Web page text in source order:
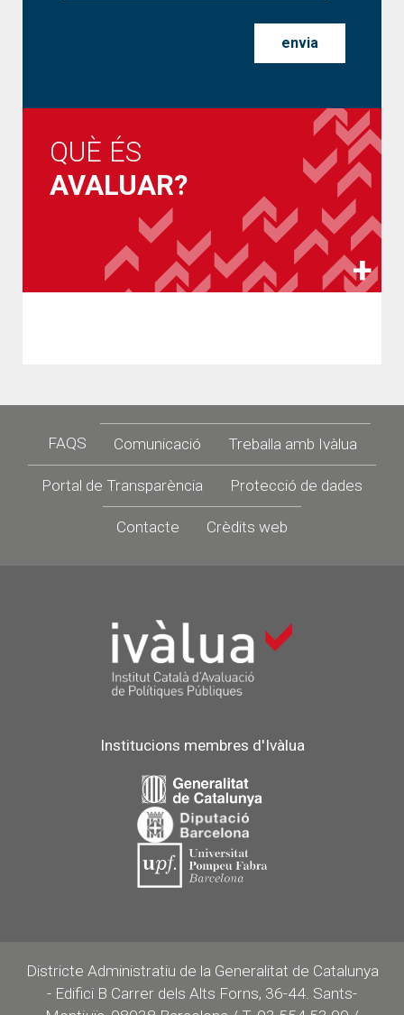
QUÈ ÉS
AVALUAR?
Footer
FAQS Comunicació Treballa amb Ivàlua
Portal de Transparència Protecció de dades
Contacte Crèdits web
Institucions membres d'Ivàlua
Districte Administratiu de la Generalitat de Catalunya
- Edifici B Carrer dels Alts Forns, 36-44. Sants-